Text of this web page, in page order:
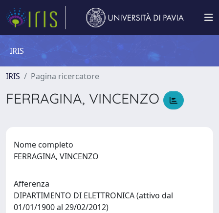
IRIS
IRIS Pagina ricercatore
FERRAGINA, VINCENZO
Nome completo
FERRAGINA, VINCENZO
Afferenza
DIPARTIMENTO DI ELETTRONICA (attivo dal
01/01/1900 al 29/02/2012)